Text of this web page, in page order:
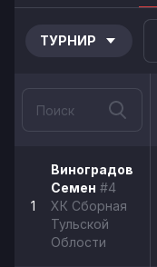
ТУРНИР
1
Виноградов
Семен #4
ХК Сборная
Тульской
Облости